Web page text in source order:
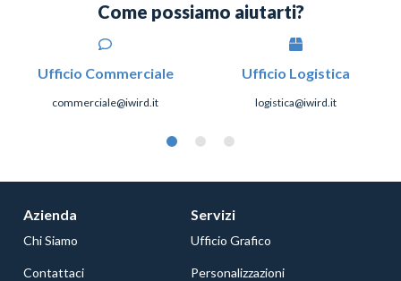
Come possiamo aiutarti?
Ufficio Commerciale
commerciale@iwird.it
Ufficio Logistica
logistica@iwird.it
Azienda
Chi Siamo
Contattaci
Servizi
Ufficio Grafico
Personalizzazioni